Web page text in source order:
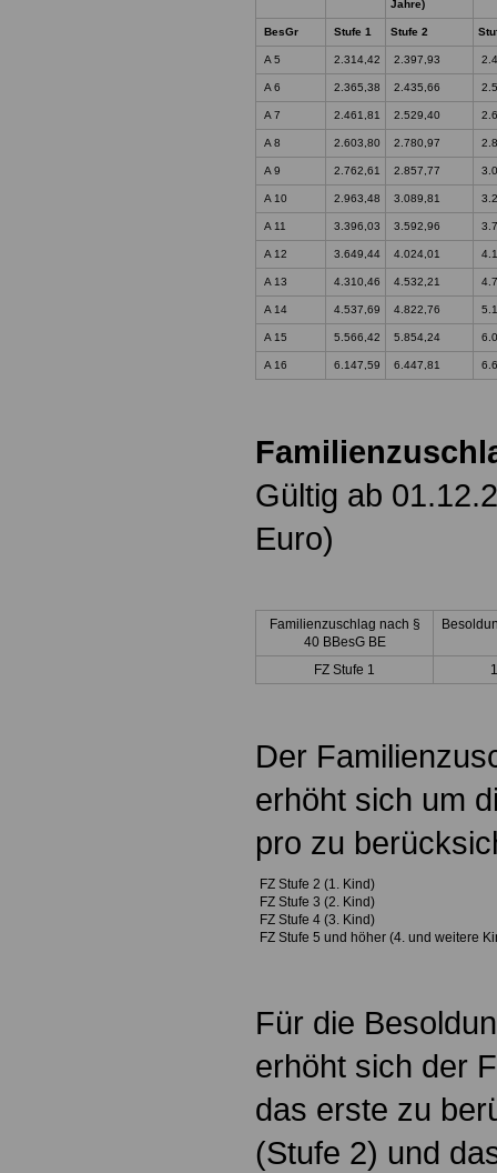
Jahre)
BesGr Stufe 1 Stufe 2
A 5 2.314,42 2.397,93
A 6 2.365,38 2.435,66
A 7 2.461,81 2.529,40
A 8 2.603,80 2.780,97
A 9 2.762,61 2.857,77
A 10 2.963,48 3.089,81
A 11 3.396,03 3.592,96
A 12 3.649,44 4.024,01
A 13 4.310,46 4.532,21
A 14 4.537,69 4.822,76
A 15 5.566,42 5.854,24
A 16 6.147,59 6.447,81
Gültig ab
Euro)
Familienzuschlag nach §
40 BBesG BE
FZ Stufe 1
Der
erhöht sich um
pro zu
FZ Stufe 2 (1. Kind)
FZ Stufe 3 (2. Kind)
FZ Stufe 4 (3. Kind)
FZ Stufe 5 und höher (4. und weitere
Für die
erhöht sich der
das erste zu
(Stufe 2) und